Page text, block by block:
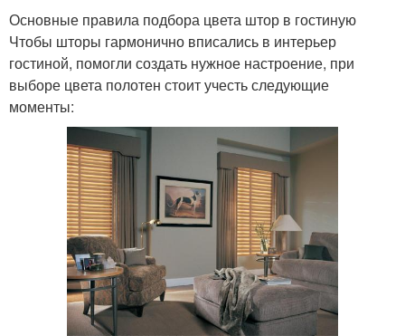
Основные правила подбора цвета штор в гостиную
Чтобы шторы гармонично вписались в интерьер
гостиной, помогли создать нужное настроение, при
выборе цвета полотен стоит учесть следующие
моменты: